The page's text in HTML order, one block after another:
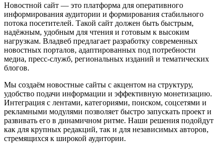
Новостной сайт — это платформа для оперативного
информирования аудитории и формирования стабильного
потока посетителей. Такой сайт должен быть быстрым,
надёжным, удобным для чтения и готовым к высоким
нагрузкам. Владвеб предлагает разработку современных
новостных порталов, адаптированных под потребности
медиа, пресс-служб, региональных изданий и тематических
блогов.
Мы создаём новостные сайты с акцентом на структуру,
удобство подачи информации и эффективную монетизацию.
Интеграция с лентами, категориями, поиском, соцсетями и
рекламными модулями позволяет быстро запускать проект и
развивать его в динамичном ритме. Наши решения подойдут
как для крупных редакций, так и для независимых авторов,
стремящихся к широкой аудитории.